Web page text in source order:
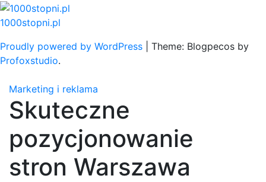
Skip
to
1000stopni.pl
Proudly powered by WordPress
Theme: Blogpecos by
Profoxstudio.
Marketing i reklama
Skuteczne
pozycjonowanie
stron Warszawa